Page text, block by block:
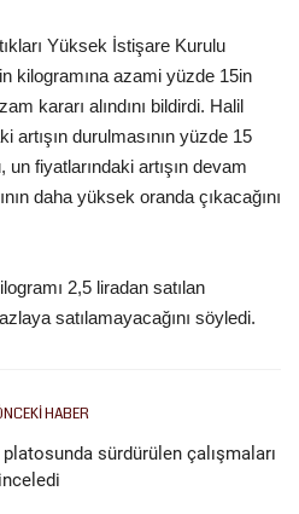
Yüksek İstişare Kurulu
kilogramına azami yüzde 15in
kararı alındını bildirdi. Halil
artışın durulmasının yüzde 15
un fiyatlarındaki artışın devam
daha yüksek oranda çıkacağını
2,5 liradan satılan
satılamayacağını söyledi.
HABER
platosunda sürdürülen çalışmaları
inceledi